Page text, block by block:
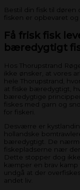
Bestil din fisk til døren
fisken er opbevaret
Få frisk fisk
bæredygtigt
Hos Thorupstrand
ikke ønsker, at vores
hele Thorupstrand,
at fiske bæredygtigt,
bæredygtige
fiskes med garn og
for fiskeri.
Desværre er
hollandske
bæredygtigt. De
fiskepladserne nær
Dette stopper dog
kæmper en brav kamp
undgå at der
andet liv.